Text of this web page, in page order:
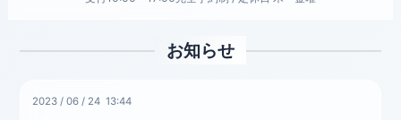
お知らせ
2023 /06 / 24 13:44